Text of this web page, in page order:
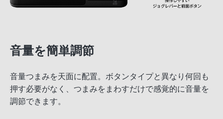
音量を簡単調節
音量つまみを天面に配置。ボタンタイプと異なり何回も
押す必要がなく、つまみをまわすだけで感覚的に音量を
調節できます。